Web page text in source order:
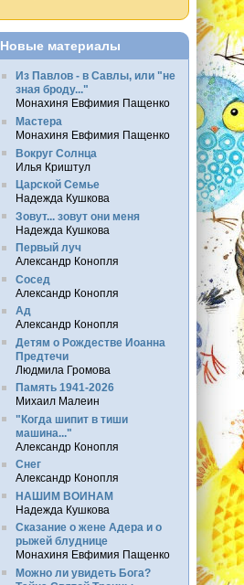
Новые материалы
Из Павлов - в Савлы, или "не
зная броду..."
Монахиня Евфимия Пащенко
Мастера
Монахиня Евфимия Пащенко
Вокруг Солнца
Илья Криштул
Царской Семье
Надежда Кушкова
Зовут... зовут они меня
Надежда Кушкова
Первый луч
Александр Конопля
Сосед
Александр Конопля
Ад
Александр Конопля
Детям о Рождестве Иоанна
Предтечи
Людмила Громова
Память 1941-2026
Михаил Малеин
"Когда шипит в тиши
машина..."
Александр Конопля
Снег
Александр Конопля
НАШИМ ВОИНАМ
Надежда Кушкова
Сказание о жене Адера и о
рыжей блуднице
Монахиня Евфимия Пащенко
Можно ли увидеть Бога?